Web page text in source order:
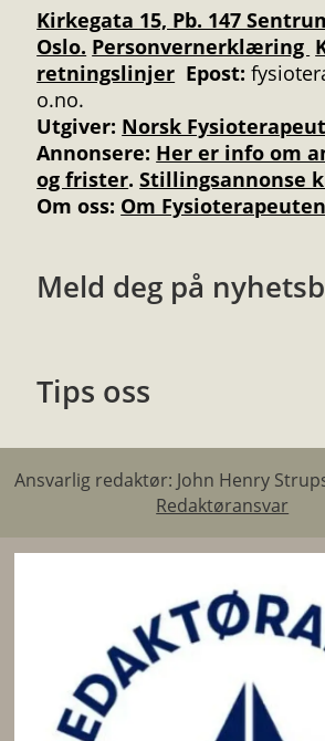
Kirkegata 15, Pb. 147
Oslo. Personvernerklæring
retningslinjer Epost:
o.no.
Utgiver: Norsk
Annonsere: Her er info om
og frister.Stillingsannonse
Om oss: Om
Meld deg på
Tips oss
Ansvarlig redaktør: John Henry
Redaktøransvar